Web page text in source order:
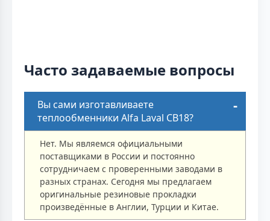
Часто задаваемые вопросы
Вы сами изготавливаете
теплообменники Alfa Laval CB18?
Нет. Мы являемся официальными
поставщиками в России и постоянно
сотрудничаем с проверенными заводами в
разных странах. Сегодня мы предлагаем
оригинальные резиновые прокладки
произведённые в Англии, Турции и Китае.